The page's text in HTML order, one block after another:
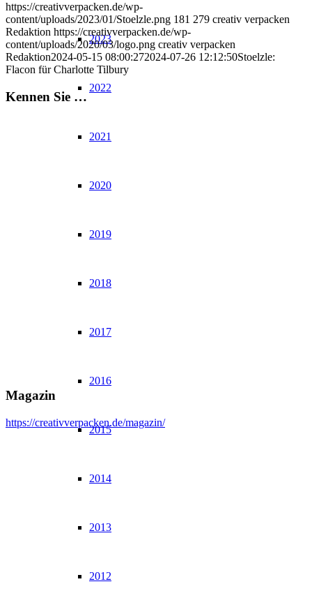
2023
2022
2021
2020
2019
2018
2017
2016
2015
2014
2013
2012
https://creativverpacken.de/wp-
content/uploads/2023/01/Stoelzle.png 181 279 creativ verpacken
Redaktion https://creativverpacken.de/wp-
content/uploads/2020/03/logo.png creativ verpacken
Redaktion2024-05-15 08:00:272024-07-26 12:12:50Stoelzle:
Flacon für Charlotte Tilbury
Kennen Sie …
Magazin
https://creativverpacken.de/magazin/